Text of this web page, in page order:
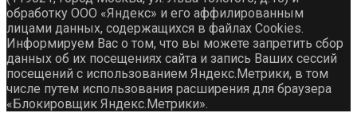
обработку ООО «Яндекс» и его аффилированным
лицами данных, содержащихся в файлах Cookies.
Информируем Вас о том, что вы можете запретить сбор
данных об их посещениях сайта и запись Ваших сессий
посещений с использованием Яндекс.Метрики, в том
числе путем использования расширения для браузера
«Блокировщик Яндекс.Метрики».